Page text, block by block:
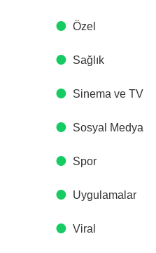
Özel
Sağlık
Sinema ve TV
Sosyal Medya
Spor
Uygulamalar
Viral